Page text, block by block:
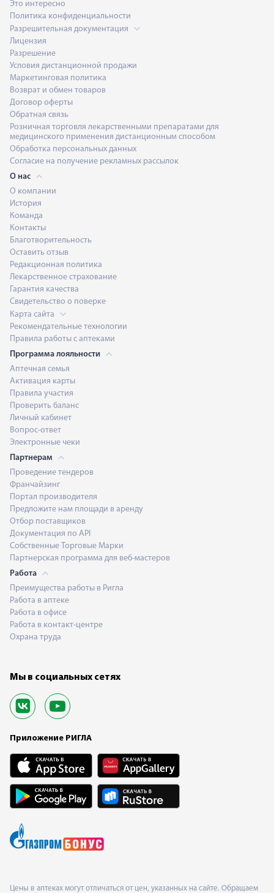
Это интересно
Политика конфиденциальности
Разрешительная документация
Лицензия
Разрешение
Условия дистанционной продажи
Маркетинговая политика
Возврат и обмен товаров
Договор оферты
Обратная связь
Розничная торговля лекарственными препаратами для
медицинского применения дистанционным способом
Обработка персональных данных
Согласие на получение рекламных рассылок
О нас
О компании
История
Команда
Контакты
Благотворительность
Оставить отзыв
Редакционная политика
Лекарственное страхование
Гарантия качества
Свидетельство о поверке
Карта сайта
Рекомендательные технологии
Правила работы с аптеками
Программа лояльности
Аптечная семья
Активация карты
Правила участия
Проверить баланс
Личный кабинет
Вопрос-ответ
Электронные чеки
Партнерам
Проведение тендеров
Франчайзинг
Портал производителя
Предложите нам площади в аренду
Отбор поставщиков
Документация по API
Собственные Торговые Марки
Партнерская программа для веб-мастеров
Работа
Преимущества работы в Ригла
Работа в аптеке
Работа в офисе
Работа в контакт-центре
Охрана труда
Мы в социальных сетях
Приложение РИГЛА
Цены в аптеках могут отличаться от цен, указанных на сайте. Обращаем